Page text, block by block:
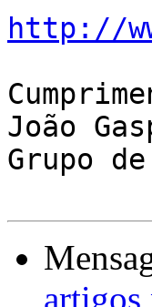
http://
João
Grupo
artigos